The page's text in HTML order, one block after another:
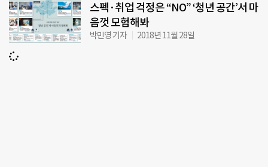
스펙·취업 걱정은 “NO” ‘청년 공간’서 마
음껏 모험해봐
박민영 기자 2018년 11월 28일